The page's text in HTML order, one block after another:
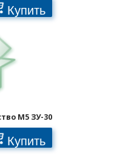
Купить
M5 ЗУ-30
Купить